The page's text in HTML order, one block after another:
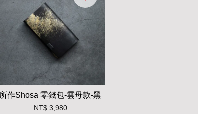
所作Shosa 零錢包-雲母款-黑
NT$ 3,980